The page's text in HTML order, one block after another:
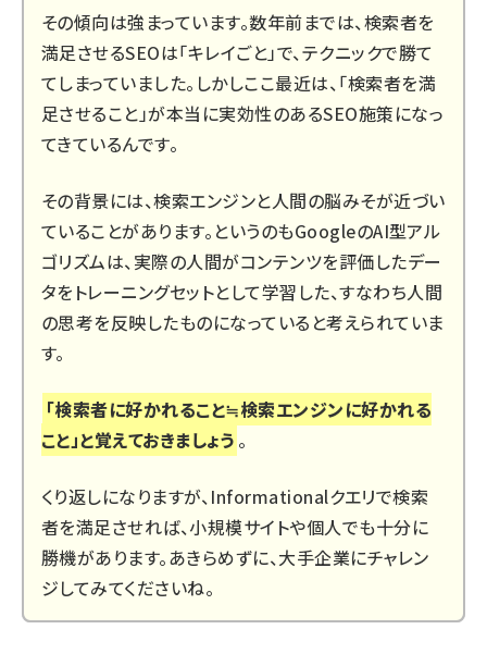
その傾向は強まっています。数年前までは、検索者を
満足させるSEOは「キレイごと」で、テクニックで勝て
てしまっていました。しかしここ最近は、「検索者を満
足させること」が本当に実効性のあるSEO施策になっ
てきているんです。
その背景には、検索エンジンと人間の脳みそが近づい
ていることがあります。というのもGoogleのAI型アル
ゴリズムは、実際の人間がコンテンツを評価したデー
タをトレーニングセットとして学習した、すなわち人間
の思考を反映したものになっていると考えられていま
す。
「検索者に好かれること≒検索エンジンに好かれる
こと」と覚えておきましょう 。
くり返しになりますが、Informationalクエリで検索
者を満足させれば、小規模サイトや個人でも十分に
勝機があります。あきらめずに、大手企業にチャレン
ジしてみてくださいね。